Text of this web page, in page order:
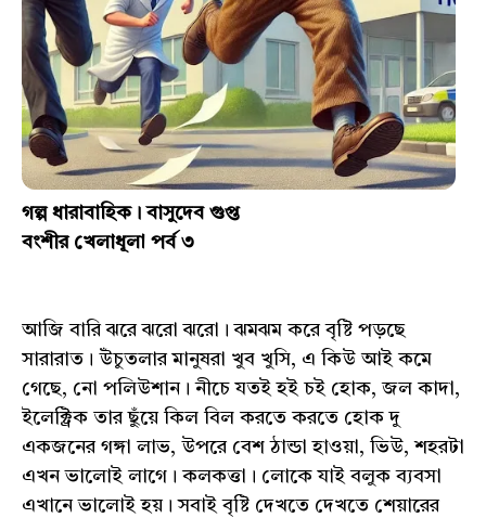
গল্প ধারাবাহিক। বাসুদেব গুপ্ত
বংশীর খেলাধূলা পর্ব ৩
আজি বারি ঝরে ঝরো ঝরো। ঝমঝম করে বৃষ্টি পড়ছে
সারারাত। উঁচুতলার মানুষরা খুব খুসি, এ কিউ আই কমে
গেছে, নো পলিউশান। নীচে যতই হই চই হোক, জল কাদা,
ইলেক্ট্রিক তার ছুঁয়ে কিল বিল করতে করতে হোক দু
একজনের গঙ্গা লাভ, উপরে বেশ ঠান্ডা হাওয়া, ভিউ, শহরটা
এখন ভালোই লাগে। কলকত্তা। লোকে যাই বলুক ব্যবসা
এখানে ভালোই হয়। সবাই বৃষ্টি দেখতে দেখতে শেয়ারের